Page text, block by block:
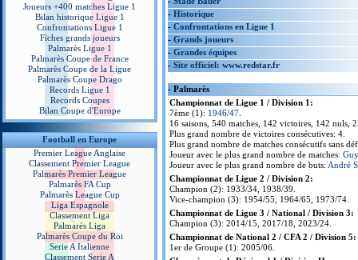
Joueurs +400 matches Ligue 1
Bilan historique Ligue 1
Confrontations Ligue 1
Fiches grands joueurs
Palmarès Ligue 1
Palmarès Coupe de France
Palmarès Coupe de la Ligue
Palmarès Coupe Drago
Records Ligue 1
Records Coupes
Bilan Coupe d'Europe
Football en Europe
Premier League Anglaise
Classement Premier League
Palmarès Premier League
Palmarès FA Cup
Palmarès League Cup
Liga Espagnole
Classement Liga
Palmarès Liga
Palmarès Coupe du Roi
Serie A Italienne
Classement Serie A
- Historique
- Confrontations en Ligue 1
- Grands joueurs
- Grandes équipes
- Site officiel: www.redstar.fr
- Palmarès
Championnat de Ligue 1 / Division 1:
7ème (1): 1946/47
16 saisons, 540 matches, 142 victoires, 142 nuls,
Plus grand nombre de victoires consécutives: 4.
Plus grand nombre de matches consécutifs sans
Joueur avec le plus grand nombre de matches:
Joueur avec le plus grand nombre de buts: André
Championnat de Ligue 2 / Division 2:
Champion (2): 1933/34, 1938/39.
Vice-champion (3): 1954/55, 1964/65, 1973/74.
Championnat de Ligue 3 / National / Division 3:
Champion (3): 2014/15, 2017/18, 2023/24.
Championnat de National 2 / CFA 2 / Division 5:
1er de Groupe (1): 2005/06.